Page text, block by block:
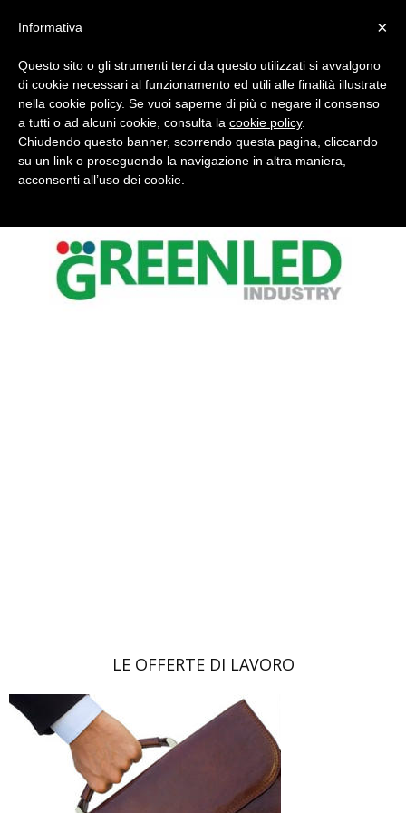
logo-greenled-industry
LE OFFERTE DI LAVORO
×
Informativa
Questo sito o gli strumenti terzi da questo utilizzati si avvalgono
di cookie necessari al funzionamento ed utili alle finalità illustrate
nella cookie policy. Se vuoi saperne di più o negare il consenso
a tutti o ad alcuni cookie, consulta la cookie policy.
Chiudendo questo banner, scorrendo questa pagina, cliccando
su un link o proseguendo la navigazione in altra maniera,
acconsenti all’uso dei cookie.